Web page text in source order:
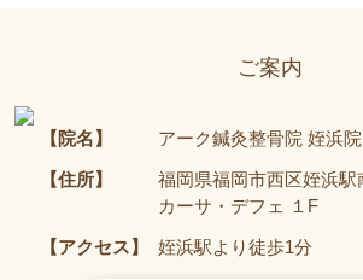
ご案内
【院名】
アーク鍼灸整骨院 姪浜院
【住所】
福岡県福岡市西区姪浜駅
カーサ・デフェ １F
【アクセス】
姪浜駅より徒歩1分